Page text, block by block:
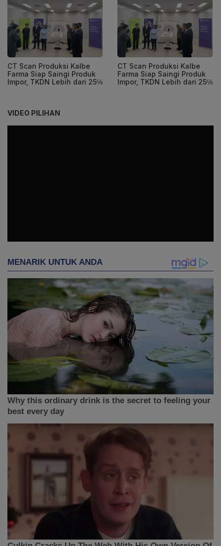
CT Scan Produksi Kalbe
Farma Siap Saingi Produk
Impor, TKDN Lebih dari 25℅
CT Scan Produksi Kalbe
Farma Siap Saingi Produk
Impor, TKDN Lebih dari 25℅
VIDEO PILIHAN